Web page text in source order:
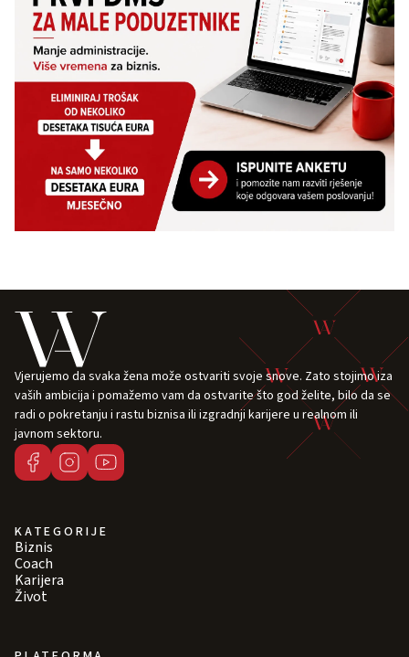
Vjerujemo da svaka žena može ostvariti svoje snove. Zato stojimo iza
vaših ambicija i pomažemo vam da ostvarite što god želite, bilo da se
radi o pokretanju i rastu biznisa ili izgradnji karijere u realnom ili
javnom sektoru.
KATEGORIJE
Biznis
Coach
Karijera
Život